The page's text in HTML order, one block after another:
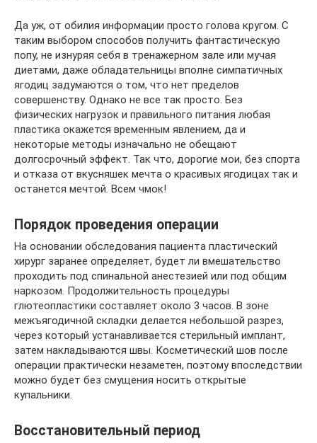
Да уж, от обилия информации просто голова кругом. С
таким выбором способов получить фантастическую
попу, не изнуряя себя в тренажерном зале или мучая
диетами, даже обладательницы вполне симпатичных
ягодиц задумаются о том, что нет пределов
совершенству. Однако не все так просто. Без
физических нагрузок и правильного питания любая
пластика окажется временным явлением, да и
некоторые методы изначально не обещают
долгосрочный эффект. Так что, дорогие мои, без спорта
и отказа от вкусняшек мечта о красивых ягодицах так и
останется мечтой. Всем чмок!
Порядок проведения операции
На основании обследования пациента пластический
хирург заранее определяет, будет ли вмешательство
проходить под спинальной анестезией или под общим
наркозом. Продолжительность процедуры
глютеопластики составляет около 3 часов. В зоне
межъягодичной складки делается небольшой разрез,
через который устанавливается стерильный имплант,
затем накладываются швы. Косметический шов после
операции практически незаметен, поэтому впоследствии
можно будет без смущения носить открытые
купальники.
Восстановительный период